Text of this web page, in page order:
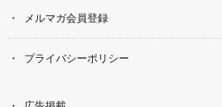
メルマガ会員登録
プライバシーポリシー